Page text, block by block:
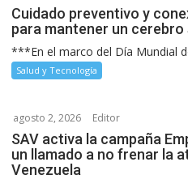
Cuidado preventivo y
para mantener un cerebro
***En el marco del Día Mundial
Salud y Tecnología
agosto 2, 2026 Editor
SAV activa la campaña
un llamado a no frenar la
Venezuela